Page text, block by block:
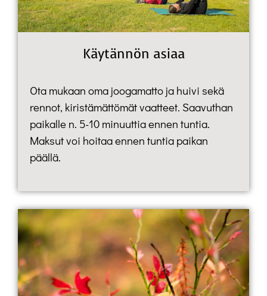
Käytännön asiaa
Ota mukaan oma joogamatto ja huivi sekä
rennot, kiristämättömät vaatteet. Saavuthan
paikalle n. 5-10 minuuttia ennen tuntia.
Maksut voi hoitaa ennen tuntia paikan
päällä.